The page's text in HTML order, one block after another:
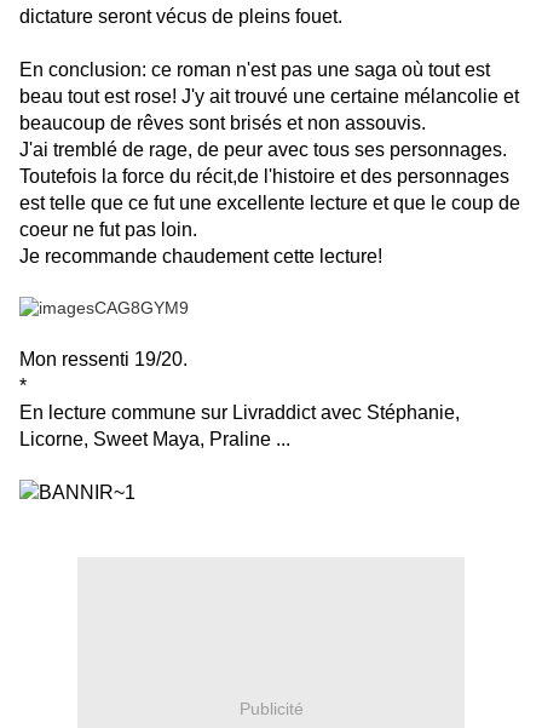
dictature seront vécus de pleins fouet.
En conclusion: ce roman n'est pas une saga où tout est
beau tout est rose! J'y ait trouvé une certaine mélancolie et
beaucoup de rêves sont brisés et non assouvis.
J'ai tremblé de rage, de peur avec tous ses personnages.
Toutefois la force du récit,de l'histoire et des personnages
est telle que ce fut une excellente lecture et que le coup de
coeur ne fut pas loin.
Je recommande chaudement cette lecture!
Mon ressenti 19/20.
*
En lecture commune sur Livraddict avec Stéphanie,
Licorne, Sweet Maya, Praline ...
Publicité